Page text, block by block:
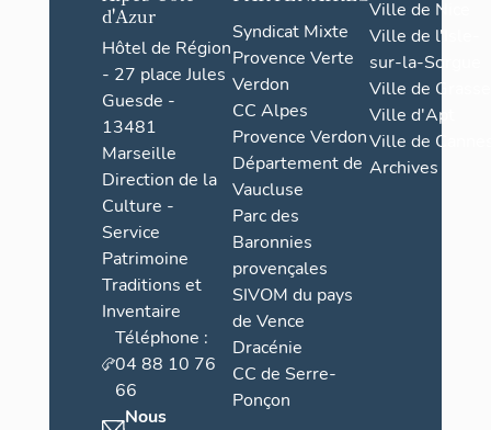
d'Azur
Hôtel de Région
- 27 place Jules
Guesde -
13481
Marseille
Direction de la
Culture -
Service
Patrimoine
Traditions et
Inventaire
Téléphone :
04 88 10 76
66
Nous
Syndicat Mixte
Provence Verte
Verdon
CC Alpes
Provence Verdon
Département de
Vaucluse
Parc des
Baronnies
provençales
SIVOM du pays
de Vence
Dracénie
CC de Serre-
Ponçon
Ville de Nice
Ville de l'Isle-
sur-la-Sorgue
Ville de Grasse
Ville d'Apt
Ville de
Archives